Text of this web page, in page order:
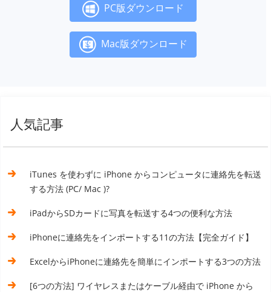
PC版ダウンロード
Mac版ダウンロード
人気記事
iTunes を使わずに iPhone からコンピュータに連絡先を転送
する方法 (PC/ Mac )?
iPadからSDカードに写真を転送する4つの便利な方法
iPhoneに連絡先をインポートする1​​1の方法【完全ガイド】
ExcelからiPhoneに連絡先を簡単にインポートする3つの方法
[6つの方法] ワイヤレスまたはケーブル経由で iPhone から